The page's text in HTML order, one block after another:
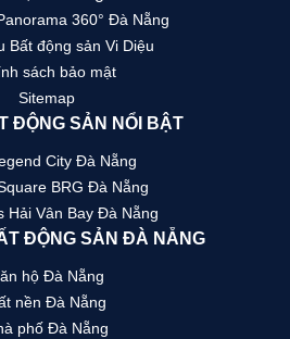
360° Đà Nẵng
Bất động sản Vi Diệu
sách bảo mật
Sitemap
ĐỘNG SẢN NỔI BẬT
City Đà Nẵng
BRG Đà Nẵng
Hải Vân Bay Đà Nẵng
ĐỘNG SẢN ĐÀ NẴNG
hộ Đà Nẵng
nền Đà Nẵng
phố Đà Nẵng